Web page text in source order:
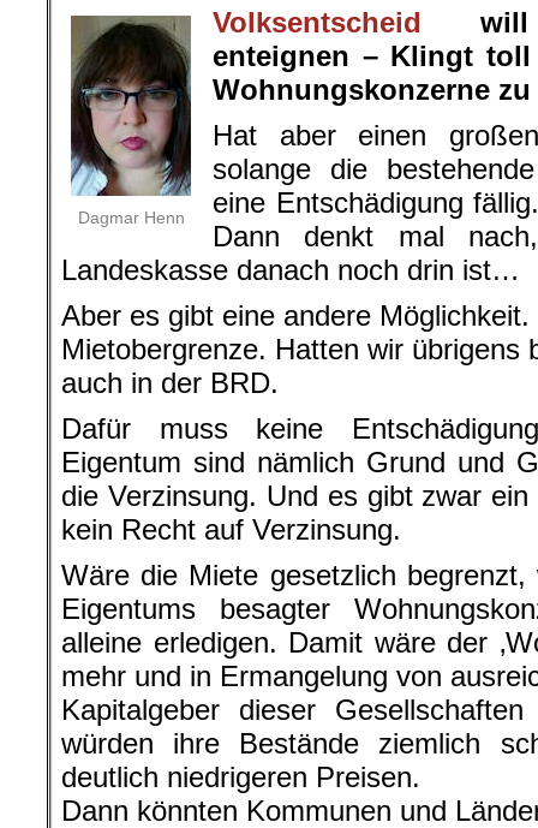
Dagmar Henn
Volksentscheid will
enteignen – Klingt
Wohnungskonzerne
Hat aber einen
solange die
eine Entschädigung
Dann denkt mal
Landeskasse danach noch drin ist…
Aber es gibt eine andere
Mietobergrenze. Hatten wir übrigens
auch in der BRD.
Dafür muss keine
Eigentum sind nämlich Grund und
die Verzinsung. Und es gibt zwar
kein Recht auf Verzinsung.
Wäre die Miete gesetzlich
Eigentums besagter
alleine erledigen. Damit wäre der
mehr und in Ermangelung von
Kapitalgeber dieser
würden ihre Bestände ziemlich
deutlich niedrigeren Preisen.
Dann könnten Kommunen und